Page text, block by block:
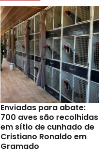
Enviadas para abate:
700 aves são recolhidas
em sítio de cunhado de
Cristiano Ronaldo em
Gramado